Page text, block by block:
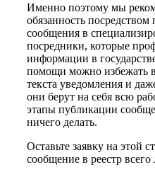
Именно поэтому мы
обязанность
сообщения в
посредники, которые
информации в
помощи можно избежать
текста уведомления и
они берут на себя всю
этапы публикации
ничего делать.
Оставьте заявку на этой
сообщение в реестр всего